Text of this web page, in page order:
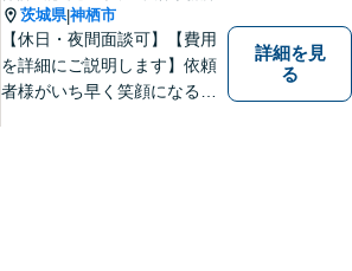
茨城県|神栖市
【休日・夜間面談可】【費用
を詳細にご説明します】依頼
者様がいち早く笑顔になるよ
詳細を見
る